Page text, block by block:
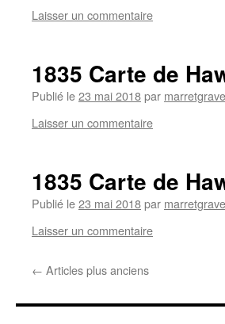
Laisser un commentaire
1835 Carte de
Publié le23 mai 2018par
Laisser un commentaire
1835 Carte de
Publié le23 mai 2018par
Laisser un commentaire
← Articles plus anciens